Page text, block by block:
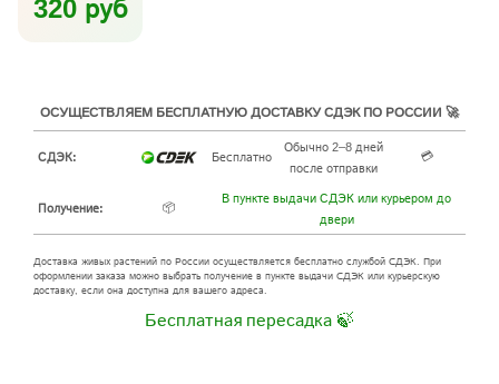
320 руб
ОСУЩЕСТВЛЯЕМ БЕСПЛАТНУЮ ДОСТАВКУ СДЭК ПО РОССИИ 🚀
СДЭК: Бесплатно
Обычно 2–8 дней
после отправки
💳
Получение: 📦
В пункте выдачи СДЭК или курьером до
двери
Доставка живых растений по России осуществляется бесплатно службой СДЭК. При
оформлении заказа можно выбрать получение в пункте выдачи СДЭК или курьерскую
доставку, если она доступна для вашего адреса.
Бесплатная пересадка 🍃